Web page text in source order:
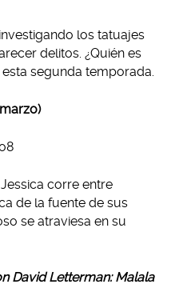
los tatuajes
delitos. ¿Quién es
segunda temporada.
corre entre
de la fuente de sus
se atraviesa en su
David Letterman: Malala